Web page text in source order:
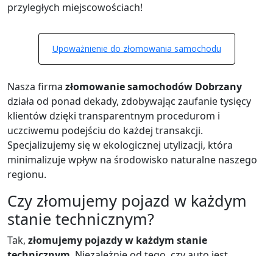
przyległych miejscowościach!
Upoważnienie do złomowania samochodu
Nasza firma złomowanie samochodów Dobrzany
działa od ponad dekady, zdobywając zaufanie tysięcy
klientów dzięki transparentnym procedurom i
uczciwemu podejściu do każdej transakcji.
Specjalizujemy się w ekologicznej utylizacji, która
minimalizuje wpływ na środowisko naturalne naszego
regionu.
Czy złomujemy pojazd w każdym
stanie technicznym?
Tak, złomujemy pojazdy w każdym stanie